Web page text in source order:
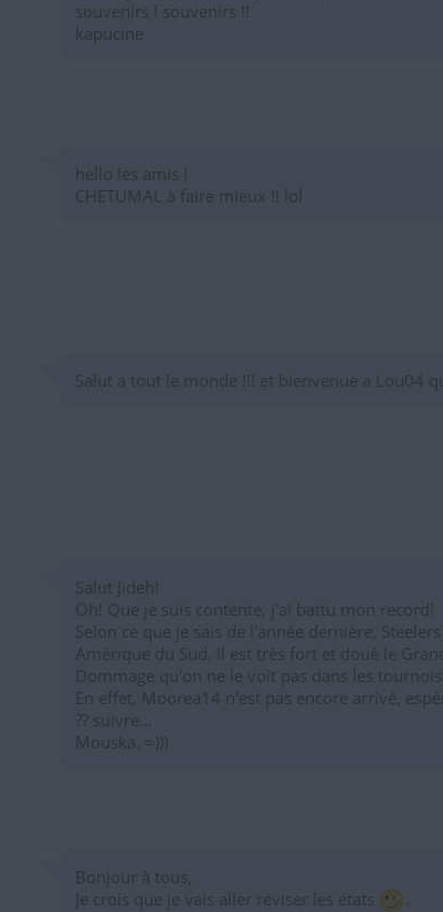
souvenirs ! souvenirs !!
kapucine
hello les amis !
CHETUMAL à faire mieux !! lol
Salut a tout le monde !!! et bienvenue a Lou04
Salut Jideh!
Oh! Que je suis contente, j'ai battu mon record!
Selon ce que je sais de l'année dernière,
Amérique du Sud, il est très fort et doué le
Dommage qu'on ne le voit pas dans les tournois!
En effet, Moorea14 n'est pas encore arrivé,
?? suivre...
Mouska. =)))
Bonjour à tous,
Je crois que je vais aller réviser les états